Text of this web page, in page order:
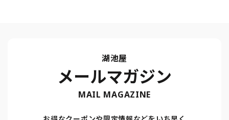
湖池屋
メールマガジン
MAIL MAGAZINE